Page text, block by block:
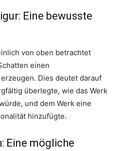
Eine bewusste
von oben betrachtet
einen
Dies deutet darauf
überlegte, wie das Werk
und dem Werk eine
hinzufügte.
Eine mögliche